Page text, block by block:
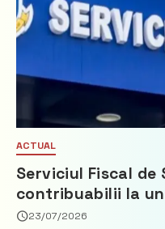
ACTUAL
Serviciul Fiscal
contribuabilii la
privind calculul
23/07/2026